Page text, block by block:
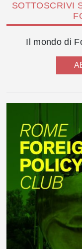
SOTTOSCRIVI
Il mondo di